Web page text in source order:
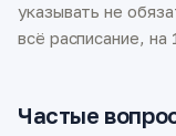
указывать не
всё расписание, на
Частые